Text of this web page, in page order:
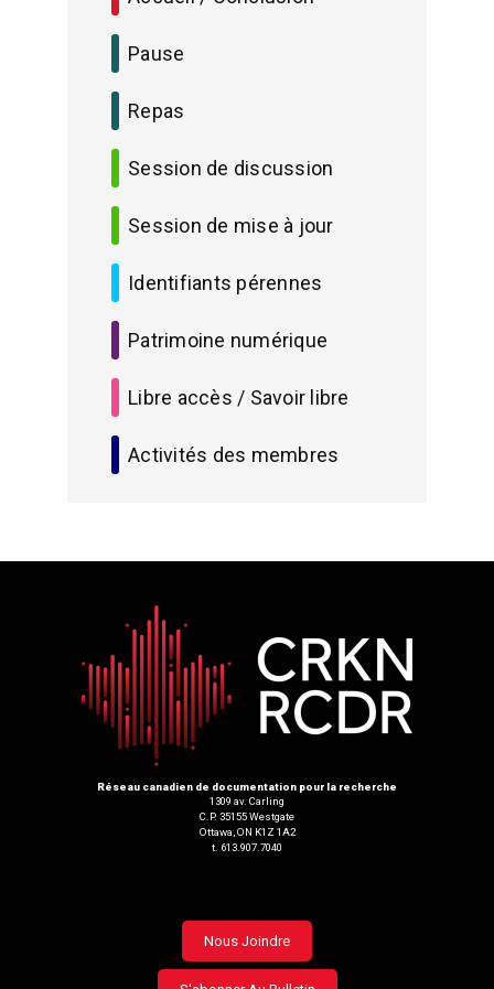
Pause
Repas
Session de discussion
Session de mise à jour
Identifiants pérennes
Patrimoine numérique
Libre accès / Savoir libre
Activités des membres
Réseau canadien de documentation pour la recherche
1309 av. Carling
C.P. 35155 Westgate
Ottawa, ON K1Z 1A2
t. 613.907.7040
Footer
menu
Nous Joindre